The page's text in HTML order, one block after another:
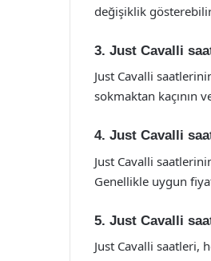
değişiklik
3. Just Cavalli
Just Cavalli
sokmaktan kaçının
4. Just Cavalli
Just Cavalli
Genellikle uygun
5. Just Cavalli
Just Cavalli saatleri,